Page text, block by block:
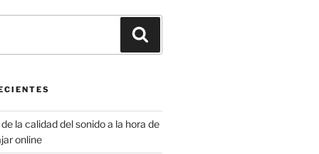
la calidad del sonido a la hora de
online